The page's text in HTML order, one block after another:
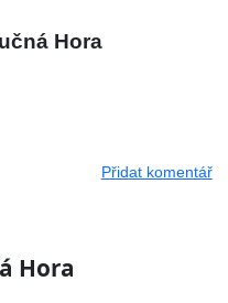
Hora
Přidat komentář
Hora